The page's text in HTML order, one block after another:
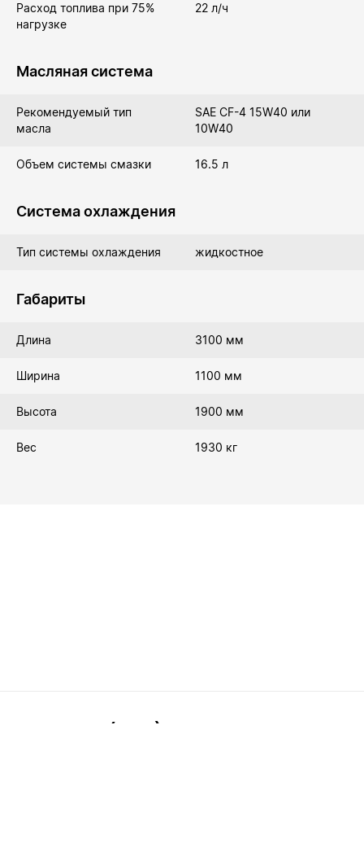
Расход топлива при 75%
нагрузке
22 л/ч
Масляная система
Рекомендуемый тип
масла
SAE CF-4 15W40 или
10W40
Объем системы смазки 16.5 л
Система охлаждения
Тип системы охлаждения жидкостное
Габариты
Длина 3100 мм
Ширина 1100 мм
Высота 1900 мм
Вес 1930 кг
8(499)288-89-35